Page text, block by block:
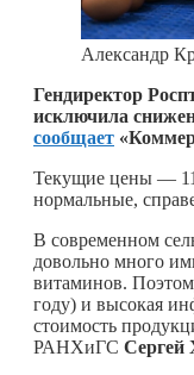
Александр
Гендиректор
исключила
сообщает
Текущие цены —
нормальные,
В современном
довольно много
витаминов.
году) и высокая
стоимость
РАНХиГС Сергей